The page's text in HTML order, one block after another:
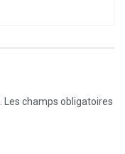
Les champs obligatoires